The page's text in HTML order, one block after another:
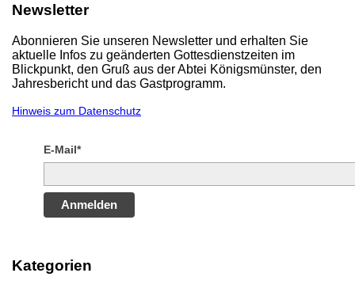
Newsletter
Abonnieren Sie unseren Newsletter und erhalten Sie
aktuelle Infos zu geänderten Gottesdienstzeiten im
Blickpunkt, den Gruß aus der Abtei Königsmünster, den
Jahresbericht und das Gastprogramm.
Hinweis zum Datenschutz
E-Mail*
Anmelden
Kategorien